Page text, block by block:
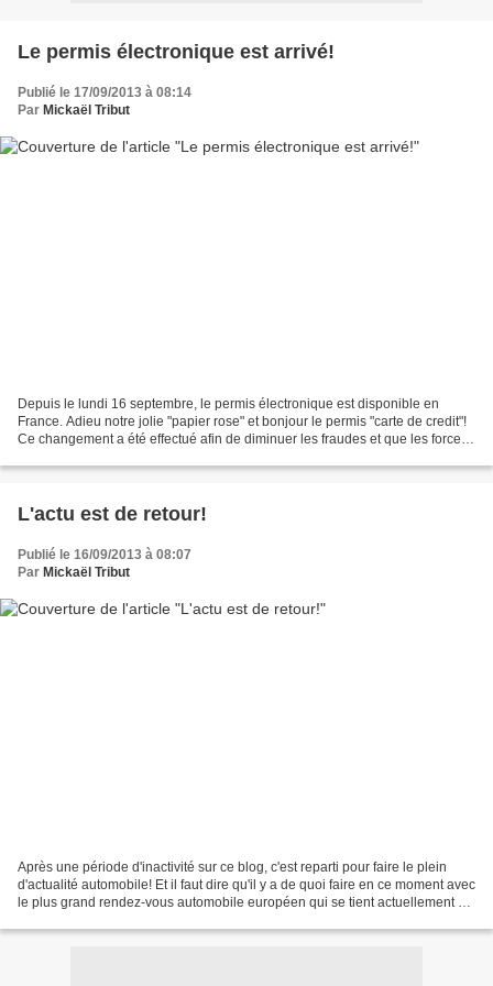
Le permis électronique est arrivé!
Publié le 17/09/2013 à 08:14
Par Mickaël Tribut
Depuis le lundi 16 septembre, le permis électronique est disponible en
France. Adieu notre jolie "papier rose" et bonjour le permis "carte de credit"!
Ce changement a été effectué afin de diminuer les fraudes et que les forces
L'actu est de retour!
Publié le 16/09/2013 à 08:07
Par Mickaël Tribut
Après une période d'inactivité sur ce blog, c'est reparti pour faire le plein
d'actualité automobile! Et il faut dire qu'il y a de quoi faire en ce moment avec
le plus grand rendez-vous automobile européen qui se tient actuellement à